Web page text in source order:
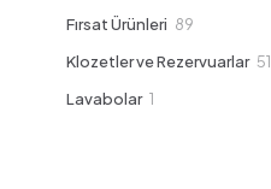
Fırsat Ürünleri 89
Klozetler ve Rezervuarlar 51
Lavabolar 1